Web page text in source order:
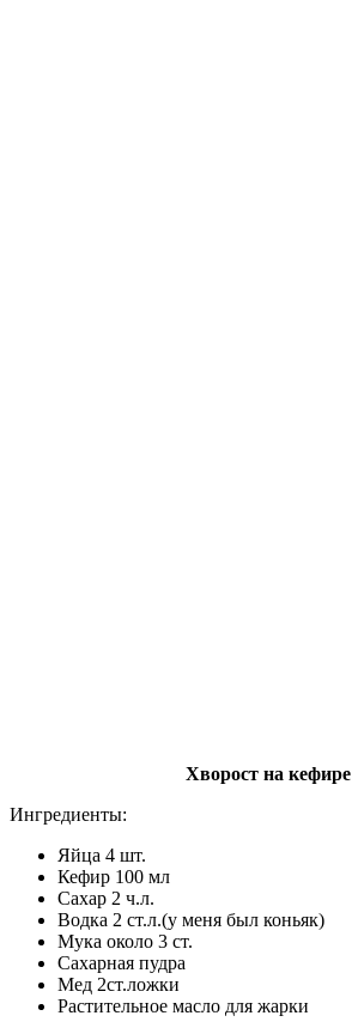
Хворост на кефире
Ингредиенты:
Яйца 4 шт.
Кефир 100 мл
Сахар 2 ч.л.
Водка 2 ст.л.(у меня был коньяк)
Мука около 3 ст.
Сахарная пудра
Мед 2ст.ложки
Растительное масло для жарки